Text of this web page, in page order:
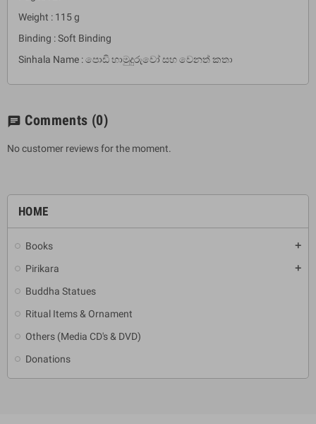
HOME
Books add
Pirikara add
Buddha Statues
Ritual Items & Ornament
Others (Media CD's & DVD)
Donations
Weight : 115 g
Binding : Soft Binding
Sinhala Name : පොඩි හාමුදුරුවෝ සහ වෙනත් කතා
chat Comments (0)
No customer reviews for the moment.